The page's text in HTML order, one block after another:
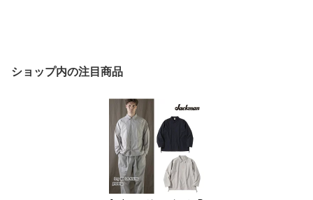
ショップ内の注目商品